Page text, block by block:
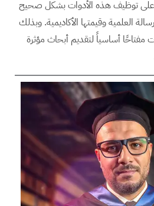
على توظيف هذه الأدوات بشكل صحيح
العلمية وقيمتها الأكاديمية. وبذلك
مفتاحًا أساسياً لتقديم أبحاث مؤثرة